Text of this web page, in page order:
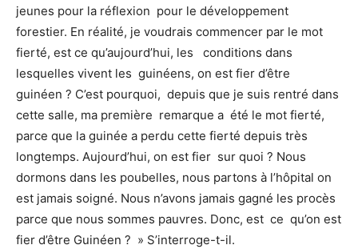
jeunes pour la réflexion pour le développement
forestier. En réalité, je voudrais commencer par le mot
fierté, est ce qu’aujourd’hui, les conditions dans
lesquelles vivent les guinéens, on est fier d’être
guinéen ? C’est pourquoi, depuis que je suis rentré dans
cette salle, ma première remarque a été le mot fierté,
parce que la guinée a perdu cette fierté depuis très
longtemps. Aujourd’hui, on est fier sur quoi ? Nous
dormons dans les poubelles, nous partons à l’hôpital on
est jamais soigné. Nous n’avons jamais gagné les procès
parce que nous sommes pauvres. Donc, est ce qu’on est
fier d’être Guinéen ? » S’interroge-t-il.